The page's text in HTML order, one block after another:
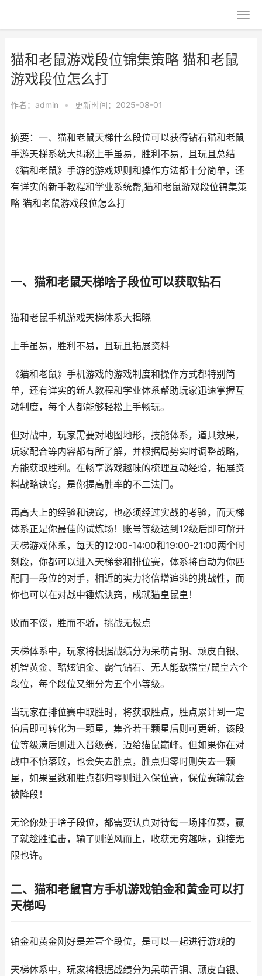
猫和老鼠游戏段位锦集策略 猫和老鼠
游戏段位怎么打
作者： admin • 更新时间：2025-08-01
摘要：一、猫和老鼠天梯什么段位可以获得钻石猫和老鼠
手游天梯系统大揭秘上手虽易，胜利不易，且玩且总结
《猫和老鼠》手游的游戏规则和操作方法都十分简单，还
有详实的新手教程和学业系统帮,猫和老鼠游戏段位锦集策
略 猫和老鼠游戏段位怎么打
一、猫和老鼠天梯啥子段位可以获取钻石
猫和老鼠手机游戏天梯体系大揭晓
上手虽易，胜利不易，且玩且拓展资料
《猫和老鼠》手机游戏的游戏制度和操作方式都特别简
单，还有详实的新人教程和学业体系帮助玩家迅速掌握互
动制度，每个人都能够轻松上手畅玩。
但对战中，玩家需要对地图地形，技能体系，道具效果，
玩家配合等内容都有所了解，并根据局势实时调整战略，
方能获取胜利。在畅享游戏趣味的梳理互动经验，拓展资
料战略诀窍，是你提高胜率的不二法门。
再高大上的经验和诀窍，也必须经过实战的考验，而天梯
体系正是你最佳的试炼场！账号等级达到12级后即可解开
天梯游戏体系，每天的12:00-14:00和19:00-21:00两个时
刻段，你都可以进入天梯参和排位赛，体系将自动为你匹
配同一段位的对手，相近的实力将倍增追逃的挑战性，而
你也可以在对战中锤炼诀窍，成就猫皇鼠皇！
败而不馁，胜而不骄，挑战无极点
天梯体系中，玩家将根据战绩分为呆萌青铜、顽皮白银、
机智黄金、酷炫铂金、霸气钻石、无人能敌猫皇/鼠皇六个
段位，每个段位又细分为五个小等级。
当玩家在排位赛中取胜时，将获取胜点，胜点累计到一定
值后即可转化为一颗星，集齐若干颗星后则可更新，该段
位等级满后则进入晋级赛，迈给猫鼠巅峰。但如果你在对
战中不慎落败，也会失去胜点，胜点归零时则失去一颗
星，如果星数和胜点都归零则进入保位赛，保位赛输就会
被降段！
无论你处于啥子段位，都需要认真对待每一场排位赛，赢
了就趁胜追击，输了则逆风而上，收获无穷趣味，迎接无
限也许。
二、猫和老鼠官方手机游戏铂金和黄金可以打
天梯吗
铂金和黄金刚好是差壹个段位，是可以一起进行游戏的
天梯体系中，玩家将根据战绩分为呆萌青铜、顽皮白银、